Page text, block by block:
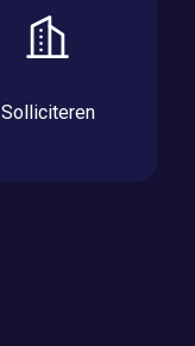
Solliciteren